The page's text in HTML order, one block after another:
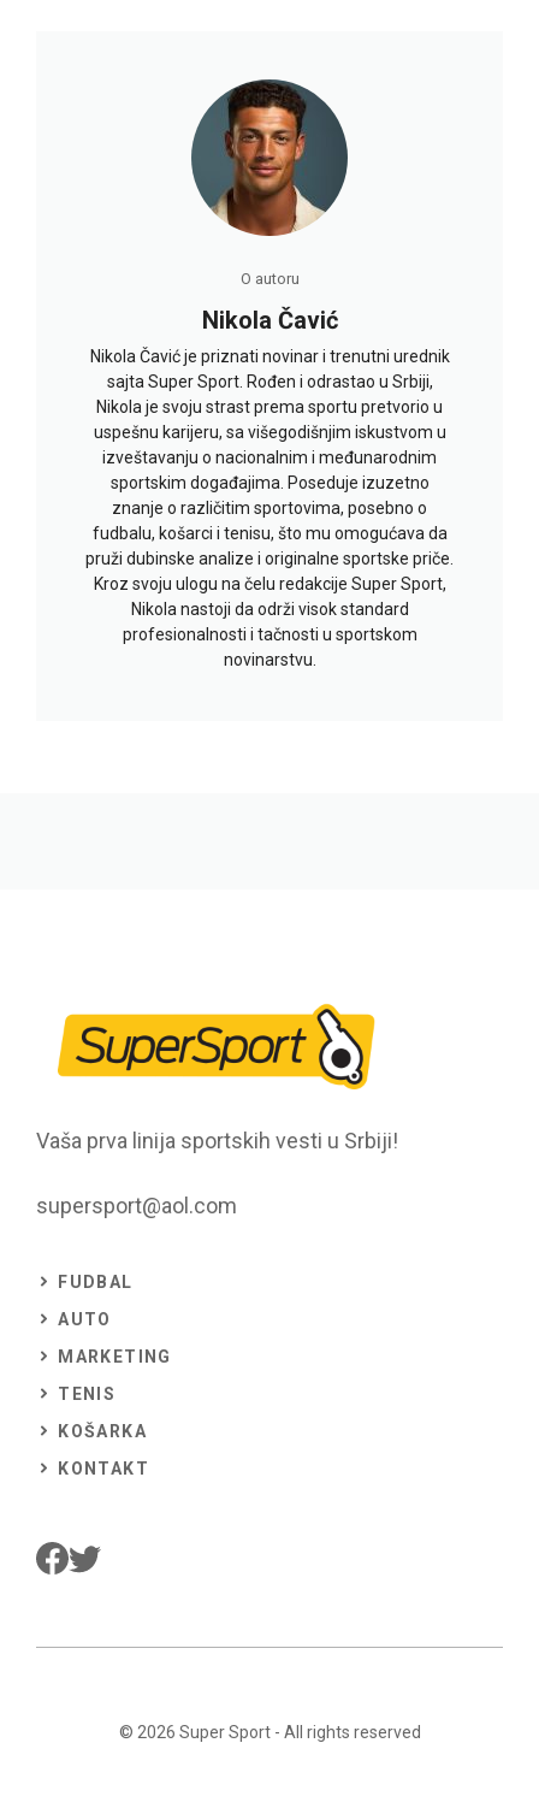
O autoru
Nikola Čavić
Nikola Čavić je priznati novinar i trenutni urednik
sajta Super Sport. Rođen i odrastao u Srbiji,
Nikola je svoju strast prema sportu pretvorio u
uspešnu karijeru, sa višegodišnjim iskustvom u
izveštavanju o nacionalnim i međunarodnim
sportskim događajima. Poseduje izuzetno
znanje o različitim sportovima, posebno o
fudbalu, košarci i tenisu, što mu omogućava da
pruži dubinske analize i originalne sportske priče.
Kroz svoju ulogu na čelu redakcije Super Sport,
Nikola nastoji da održi visok standard
profesionalnosti i tačnosti u sportskom
novinarstvu.
Vaša prva linija sportskih vesti u Srbiji!
supersport@aol.com
FUDBAL
AUTO
MARKETING
TENIS
KOŠARKA
KONTAKT
© 2026 Super Sport- All rights reserved